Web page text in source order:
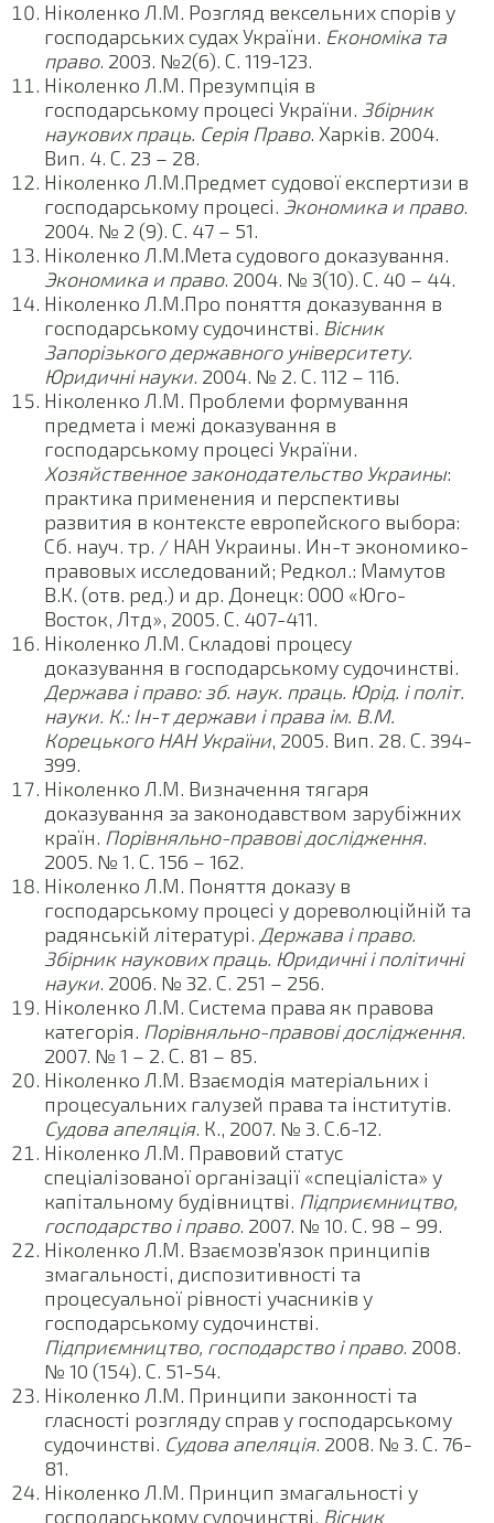
Ніколенко Л.М. Розгляд вексельних спорів у
господарських судах України. Економіка та
право. 2003. №2(6). С. 119-123.
Ніколенко Л.М. Презумпція в
господарському процесі України. Збірник
наукових праць. Серія Право. Харків. 2004.
Вип. 4. С. 23 – 28.
Ніколенко Л.М.Предмет судової експертизи в
господарському процесі. Экономика и право.
2004. № 2 (9). С. 47 – 51.
Ніколенко Л.М.Мета судового доказування.
Экономика и право. 2004. № 3(10). С. 40 – 44.
Ніколенко Л.М.Про поняття доказування в
господарському судочинстві. Вісник
Запорізького державного університету.
Юридичні науки. 2004. № 2. С. 112 – 116.
Ніколенко Л.М. Проблеми формування
предмета і межі доказування в
господарському процесі України.
Хозяйственное законодательство Украины:
практика применения и перспективы
развития в контексте европейского выбора:
Сб. науч. тр. / НАН Украины. Ин-т экономико-
правовых исследований; Редкол.: Мамутов
В.К. (отв. ред.) и др. Донецк: ООО «Юго-
Восток, Лтд», 2005. С. 407-411.
Ніколенко Л.М. Складові процесу
доказування в господарському судочинстві.
Держава і право: зб. наук. праць. Юрід. і політ.
науки. К.: Ін-т держави і права ім. В.М.
Корецького НАН України, 2005. Вип. 28. С. 394-
399.
Ніколенко Л.М. Визначення тягаря
доказування за законодавством зарубіжних
країн. Порівняльно-правові дослідження.
2005. № 1. С. 156 – 162.
Ніколенко Л.М. Поняття доказу в
господарському процесі у дореволюційній та
радянській літературі. Держава і право.
Збірник наукових праць. Юридичні і політичні
науки. 2006. № 32. С. 251 – 256.
Ніколенко Л.М. Система права як правова
категорія. Порівняльно-правові дослідження.
2007. № 1 – 2. С. 81 – 85.
Ніколенко Л.М. Взаємодія матеріальних і
процесуальних галузей права та інститутів.
Судова апеляція. К., 2007. № 3. С.6-12.
Ніколенко Л.М. Правовий статус
спеціалізованої організації «спеціаліста» у
капітальному будівництві. Підприємництво,
господарство і право. 2007. № 10. С. 98 – 99.
Ніколенко Л.М. Взаємозв’язок принципів
змагальності, диспозитивності та
процесуальної рівності учасників у
господарському судочинстві.
Підприємництво, господарство і право. 2008.
№ 10 (154). С. 51-54.
Ніколенко Л.М. Принципи законності та
гласності розгляду справ у господарському
судочинстві. Судова апеляція. 2008. № 3. С. 76-
81.
Ніколенко Л.М. Принцип змагальності у
господарському судочинстві. Вісник